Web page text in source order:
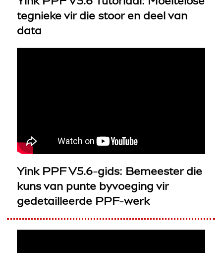
tegnieke vir die stoor en deel van
data
Yink PPF V5.6-gids: Bemeester die
kuns van punte byvoeging vir
gedetailleerde PPF-werk